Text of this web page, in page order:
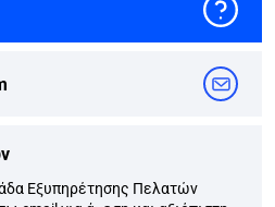
Εξυπηρέτησης Πελατών